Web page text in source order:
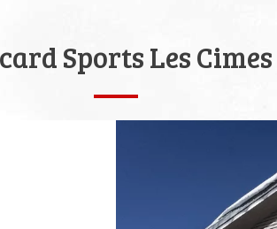
Sports Les Cimes